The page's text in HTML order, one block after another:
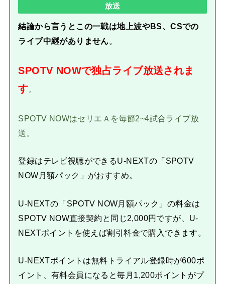
放送
結論から言うとこの一戦は地上波やBS、CSでの
ライブ中継がありません。
SPOTV NOWで独占ライブ放送されま
す。
SPOTV NOWはセリエＡを毎節2~4試合ライブ放
送。
登録はテレビ視聴ができるU-NEXTの「SPOTV
NOW月額パック」がおすすめ。
U-NEXTの「SPOTV NOW月額パック」の料金は
SPOTV NOW直接契約と同じ2,000円ですが、U-
NEXTポイントを使えば割引料金で購入できます。
U-NEXTポイントは無料トライアル登録時が600ポ
イント、有料会員になると毎月1,200ポイントがプ